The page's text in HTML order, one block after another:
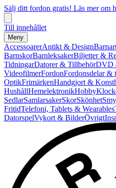
Sälj ditt fordon gratis! Läs mer om
Till innehållet
Meny
AccessoarerAntikt & Design
BarnskorBarnleksakerBiljetter &
TidningarDatorer & TillbehörDVD
VideofilmerFordonFordonsdelar &
OptikFrimärkenHandgjort &
HushållHemelektronikHobby
SedlarSamlarsakerSkorSkönhet
FritidTelefoni, Tablets & Wearables
DatorspelVykort & BilderÖvrigt